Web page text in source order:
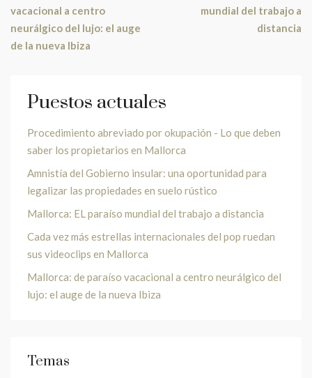
vacacional a centro
neurálgico del lujo: el auge
de la nueva Ibiza
mundial del trabajo a
distancia
Puestos actuales
Procedimiento abreviado por okupación - Lo que deben
saber los propietarios en Mallorca
Amnistía del Gobierno insular: una oportunidad para
legalizar las propiedades en suelo rústico
Mallorca: EL paraíso mundial del trabajo a distancia
Cada vez más estrellas internacionales del pop ruedan
sus videoclips en Mallorca
Mallorca: de paraíso vacacional a centro neurálgico del
lujo: el auge de la nueva Ibiza
Temas